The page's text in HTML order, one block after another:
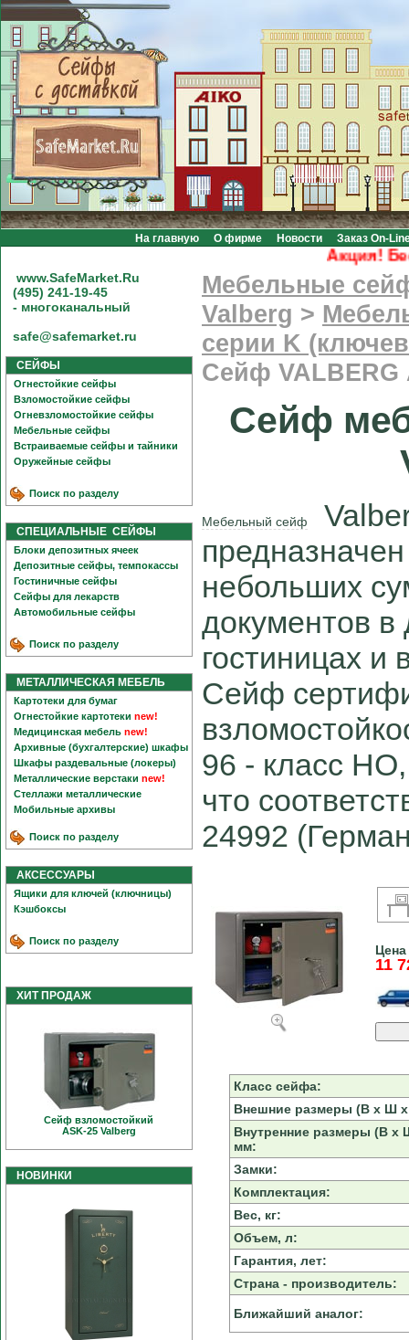
На главную О фирме Новости Заказ On-
Акция!
www.SafeMarket.Ru
(495) 241-19-45
- многоканальный
safe@safemarket.ru
СЕЙФЫ
Огнестойкие сейфы
Взломостойкие сейфы
Огневзломостойкие сейфы
Мебельные сейфы
Встраиваемые сейфы и тайники
Оружейные сейфы
Поиск по разделу
СПЕЦИАЛЬНЫЕ СЕЙФЫ
Блоки депозитных ячеек
Депозитные сейфы, темпокассы
Гостиничные сейфы
Сейфы для лекарств
Автомобильные сейфы
Поиск по разделу
МЕТАЛЛИЧЕСКАЯ МЕБЕЛЬ
Картотеки для бумаг
Огнестойкие картотеки new!
Медицинская мебель new!
Архивные (бухгалтерские) шкафы
Шкафы раздевальные (локеры)
Металлические верстаки new!
Стеллажи металлические
Мобильные архивы
Поиск по разделу
АКСЕССУАРЫ
Ящики для ключей (ключницы)
Кэшбоксы
Поиск по разделу
ХИТ ПРОДАЖ
Сейф взломостойкий
ASK-25 Valberg
НОВИНКИ
Мебельные
Valberg >
серии K
Сейф VALBERG
Сейф
Мебельный сейф
небольших
документов
гостиницах и
Сейф
96 - класс НО,
что
24992
Цена
11
Класс сейфа:
Внешние размеры (В х Ш
Внутренние размеры (В х
мм:
Замки:
Комплектация:
Вес, кг:
Объем, л:
Гарантия, лет:
Страна - производитель:
Ближайший аналог: